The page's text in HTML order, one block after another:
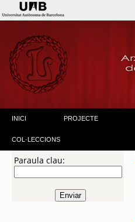
INICI PROJECTE
COL·LECCIONS
Paraula clau: